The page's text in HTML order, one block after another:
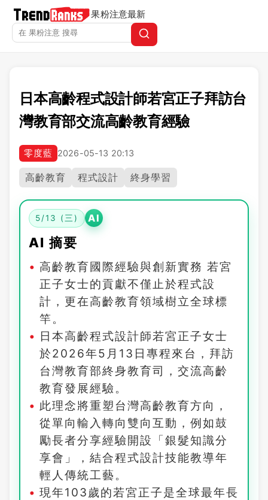
果粉注意最新
日本高齡程式設計師若宮正子拜訪台
灣教育部交流高齡教育經驗
零度藍 2026-05-13 20:13
高齡教育 程式設計 終身學習
5/13 (三) AI
AI 摘要
高齡教育國際經驗與創新實務 若宮
正子女士的貢獻不僅止於程式設
計，更在高齡教育領域樹立全球標
竿。
日本高齡程式設計師若宮正子女士
於2026年5月13日專程來台，拜訪
台灣教育部終身教育司，交流高齡
教育發展經驗。
此理念將重塑台灣高齡教育方向，
從單向輸入轉向雙向互動，例如鼓
勵長者分享經驗開設「銀髮知識分
享會」，結合程式設計技能教導年
輕人傳統工藝。
現年103歲的若宮正子是全球最年長